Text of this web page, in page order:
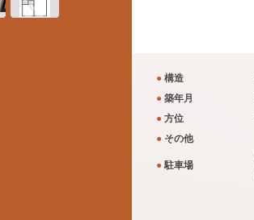
● 構造
● 築年月
● 方位
● その他
●駐車場